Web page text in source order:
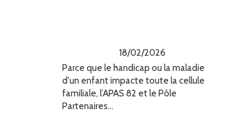
18/02/2026
Parce que le handicap ou la maladie
d'un enfant impacte toute la cellule
familiale, l’APAS 82 et le Pôle
Partenaires...